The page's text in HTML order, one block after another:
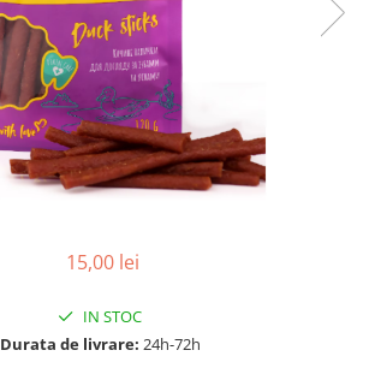
15,00 lei
IN STOC
Durata de livrare: 24h-72h